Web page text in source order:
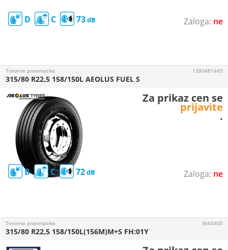
ne
D C 73
ne
Tovorne pnevmatike
B C 72
315/80 R22,5 158/150L AEOLUS FUEL S
1380481449
Za prikaz cen se
prijavite
.
Tovorne pnevmatike
315/80 R22,5 158/150L(156M)M+S FH:01Y
3660400